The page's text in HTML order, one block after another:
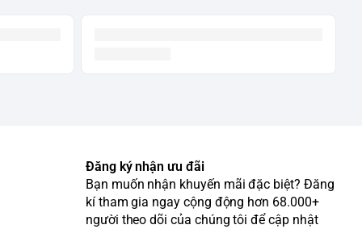
Đăng ký nhận ưu đãi
Bạn muốn nhận khuyến mãi đặc biệt? Đăng
kí tham gia ngay cộng động hơn 68.000+
người theo dõi của chúng tôi để cập nhật